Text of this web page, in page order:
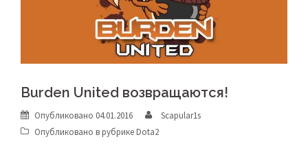
Burden United возвращаются!
Опубликовано 04.01.2016
Scapular1s
Опубликовано в рубрике Dota2